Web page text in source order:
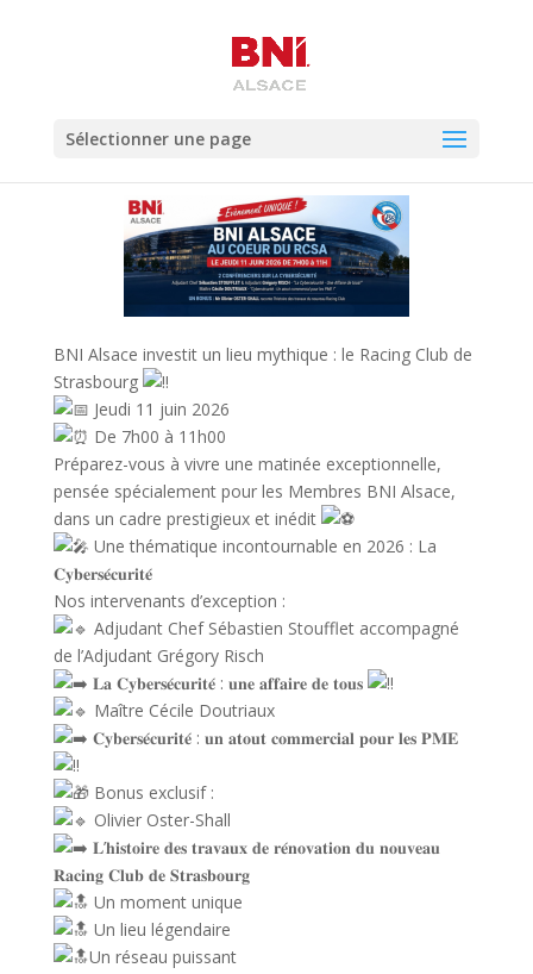
Sélectionner une page
BNI Alsace investit un lieu mythique : le Racing Club de
Strasbourg
Jeudi 11 juin 2026
De 7h00 à 11h00
Préparez-vous à vivre une matinée exceptionnelle,
pensée spécialement pour les Membres BNI Alsace,
dans un cadre prestigieux et inédit
Une thématique incontournable en 2026 : La
𝐂𝐲𝐛𝐞𝐫𝐬𝐞́𝐜𝐮𝐫𝐢𝐭𝐞́
Nos intervenants d’exception :
Adjudant Chef Sébastien Stoufflet accompagné
de l’Adjudant Grégory Risch
𝐋𝐚 𝐂𝐲𝐛𝐞𝐫𝐬𝐞́𝐜𝐮𝐫𝐢𝐭𝐞́ : 𝐮𝐧𝐞 𝐚𝐟𝐟𝐚𝐢𝐫𝐞 𝐝𝐞 𝐭𝐨𝐮𝐬
Maître Cécile Doutriaux
𝐂𝐲𝐛𝐞𝐫𝐬𝐞́𝐜𝐮𝐫𝐢𝐭𝐞́ : 𝐮𝐧 𝐚𝐭𝐨𝐮𝐭 𝐜𝐨𝐦𝐦𝐞𝐫𝐜𝐢𝐚𝐥 𝐩𝐨𝐮𝐫 𝐥𝐞𝐬 𝐏𝐌𝐄
Bonus exclusif :
Olivier Oster-Shall
𝐋’𝐡𝐢𝐬𝐭𝐨𝐢𝐫𝐞 𝐝𝐞𝐬 𝐭𝐫𝐚𝐯𝐚𝐮𝐱 𝐝𝐞 𝐫𝐞́𝐧𝐨𝐯𝐚𝐭𝐢𝐨𝐧 𝐝𝐮 𝐧𝐨𝐮𝐯𝐞𝐚𝐮
𝐑𝐚𝐜𝐢𝐧𝐠 𝐂𝐥𝐮𝐛 𝐝𝐞 𝐒𝐭𝐫𝐚𝐬𝐛𝐨𝐮𝐫𝐠
Un moment unique
Un lieu légendaire
Un réseau puissant